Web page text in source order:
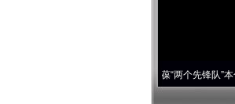
永葆“两个先锋队”本色·[视频]